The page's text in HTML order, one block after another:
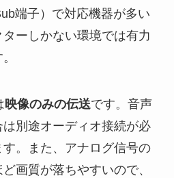
端子）で対応機器が多い
ーしかない環境では有力
映像のみの伝送です。音声
別途オーディオ接続が必
。また、アナログ信号の
画質が落ちやすいので、